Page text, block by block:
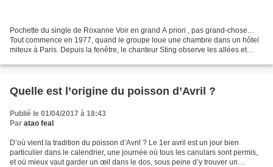
Pochette du single de Roxanne Voir en grand A priori , pas grand-chose…
Tout commence en 1977, quand le groupe loue une chambre dans un hôtel
miteux à Paris. Depuis la fenêtre, le chanteur Sting observe les allées et
Quelle est l’origine du poisson d’Avril ?
Publié le 01/04/2017 à 18:43
Par atao feal
D’où vient la tradition du poisson d’Avril ? Le 1er avril est un jour bien
particulier dans le calendrier, une journée où tous les canulars sont permis,
et où mieux vaut garder un œil dans le dos, sous peine d’y trouver un